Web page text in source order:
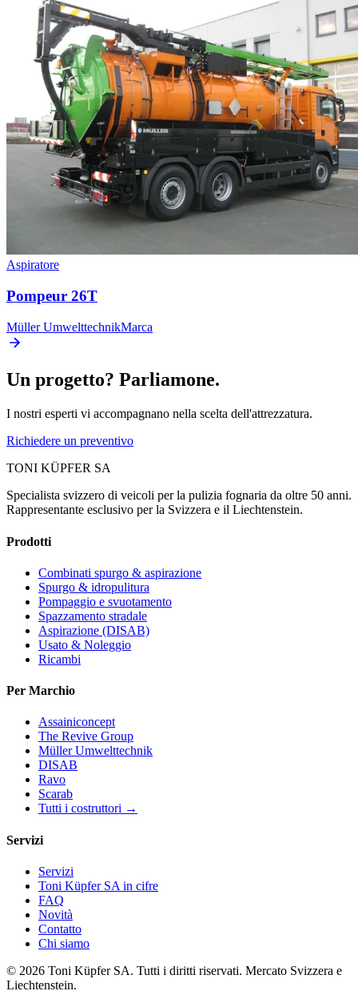
Aspiratore
Pompeur 26T
Müller UmwelttechnikMarca
Un progetto? Parliamone.
I nostri esperti vi accompagnano nella scelta dell'attrezzatura.
Richiedere un preventivo
TONI KÜPFER SA
Specialista svizzero di veicoli per la pulizia fognaria da oltre 50 anni.
Rappresentante esclusivo per la Svizzera e il Liechtenstein.
Prodotti
Combinati spurgo & aspirazione
Spurgo & idropulitura
Pompaggio e svuotamento
Spazzamento stradale
Aspirazione (DISAB)
Usato & Noleggio
Ricambi
Per Marchio
Assainiconcept
The Revive Group
Müller Umwelttechnik
DISAB
Ravo
Scarab
Tutti i costruttori →
Servizi
Servizi
Toni Küpfer SA in cifre
FAQ
Novità
Contatto
Chi siamo
© 2026 Toni Küpfer SA. Tutti i diritti riservati. Mercato Svizzera e
Liechtenstein.